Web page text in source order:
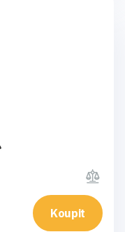
Koupit